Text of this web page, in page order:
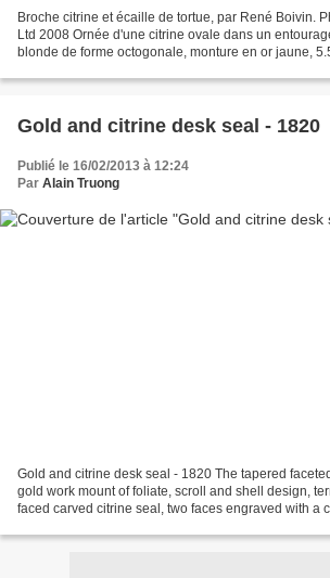
Broche citrine et écaille de tortue, par René Boivin.
Ltd 2008 Ornée d'une citrine ovale dans un
blonde de forme octogonale, monture en or jaune,
Gold and citrine desk seal - 1820
Publié le 16/02/2013 à 12:24
Par Alain Truong
Gold and citrine desk seal - 1820 The tapered
gold work mount of foliate, scroll and shell design,
faced carved citrine seal, two faces engraved with a